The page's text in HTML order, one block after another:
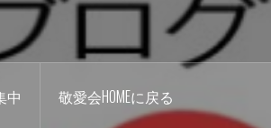
中 敬愛会HOMEに戻る